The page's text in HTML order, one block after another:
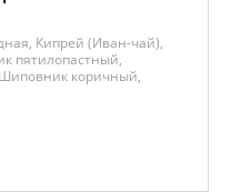
Кипрей (Иван-чай),
пятилопастный,
коричный,